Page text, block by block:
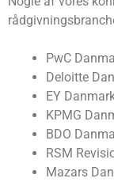
PwC
Deloitte
EY
KPMG
BDO
RSM
Mazars